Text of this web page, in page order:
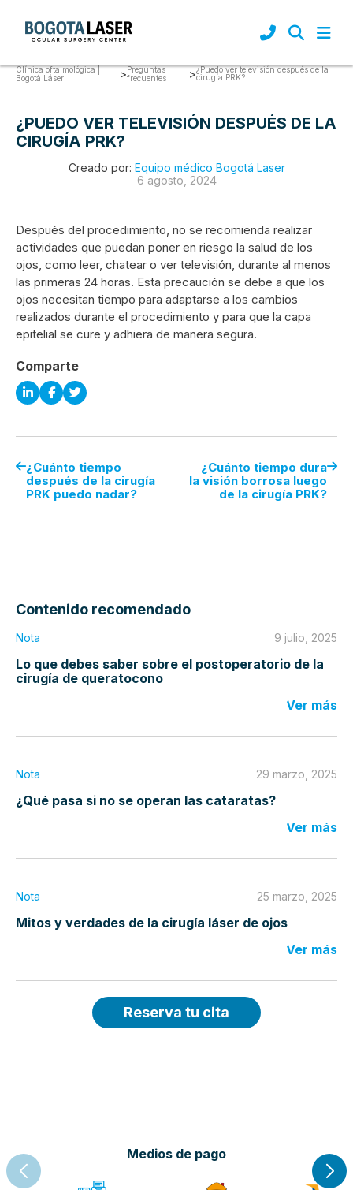
Clínica oftalmológica |
Bogotá Láser
>Preguntas
frecuentes
>¿Puedo ver televisión después de la
cirugía PRK?
¿PUEDO VER TELEVISIÓN DESPUÉS DE LA
CIRUGÍA PRK?
Creado por: Equipo médico Bogotá Laser
6 agosto, 2024
Después del procedimiento, no se recomienda realizar
actividades que puedan poner en riesgo la salud de los
ojos, como leer, chatear o ver televisión, durante al menos
las primeras 24 horas. Esta precaución se debe a que los
ojos necesitan tiempo para adaptarse a los cambios
realizados durante el procedimiento y para que la capa
epitelial se cure y adhiera de manera segura.
Comparte
¿Cuánto tiempo
después de la cirugía
PRK puedo nadar?
¿Cuánto tiempo dura
la visión borrosa luego
de la cirugía PRK?
Contenido recomendado
Nota 9 julio, 2025
Lo que debes saber sobre el postoperatorio de la
cirugía de queratocono
Ver más
Nota 29 marzo, 2025
¿Qué pasa si no se operan las cataratas?
Ver más
Nota 25 marzo, 2025
Mitos y verdades de la cirugía láser de ojos
Ver más
Reserva tu cita
Medios de pago